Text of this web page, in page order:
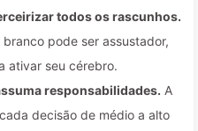
todos os rascunhos.
pode ser assustador,
ativar seu cérebro.
responsabilidades. A
decisão de médio a alto